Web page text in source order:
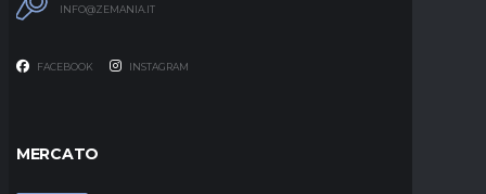
INFO@ZEMANIA.IT
FACEBOOK INSTAGRAM
MERCATO